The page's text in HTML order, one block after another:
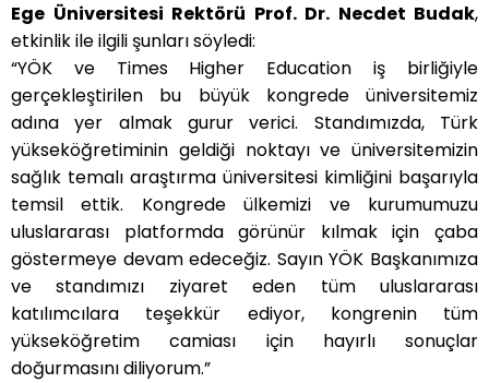
Ege Üniversitesi Rektörü Prof. Dr. Necdet Budak,
etkinlik ile ilgili şunları söyledi:
“YÖK ve Times Higher Education iş birliğiyle
gerçekleştirilen bu büyük kongrede üniversitemiz
adına yer almak gurur verici. Standımızda, Türk
yükseköğretiminin geldiği noktayı ve üniversitemizin
sağlık temalı araştırma üniversitesi kimliğini başarıyla
temsil ettik. Kongrede ülkemizi ve kurumumuzu
uluslararası platformda görünür kılmak için çaba
göstermeye devam edeceğiz. Sayın YÖK Başkanımıza
ve standımızı ziyaret eden tüm uluslararası
katılımcılara teşekkür ediyor, kongrenin tüm
yükseköğretim camiası için hayırlı sonuçlar
doğurmasını diliyorum.”